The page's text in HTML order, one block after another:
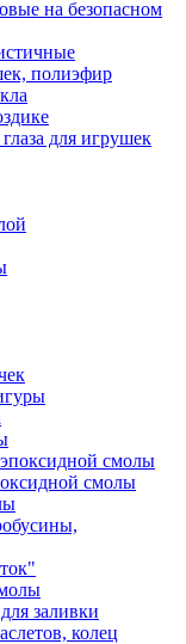
на безопасном
полиэфир
для игрушек
смолы
смолы
заливки
колец